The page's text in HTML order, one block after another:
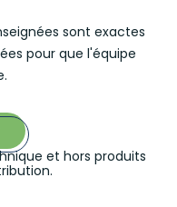
sont exactes
pour que l'équipe
et hors produits